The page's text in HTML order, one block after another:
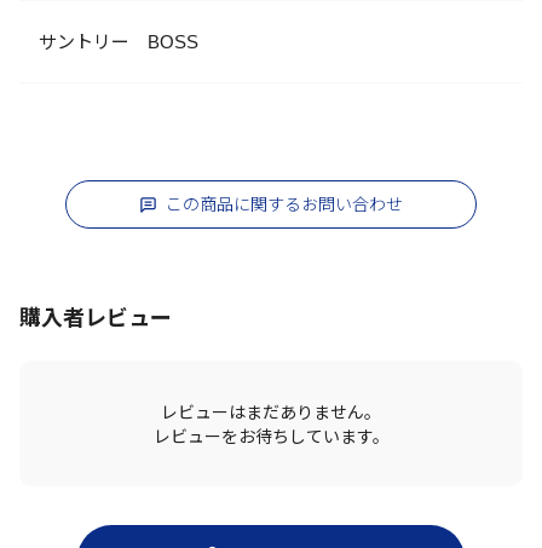
サントリー BOSS
この商品に関するお問い合わせ
購入者レビュー
レビューはまだありません。
レビューをお待ちしています。